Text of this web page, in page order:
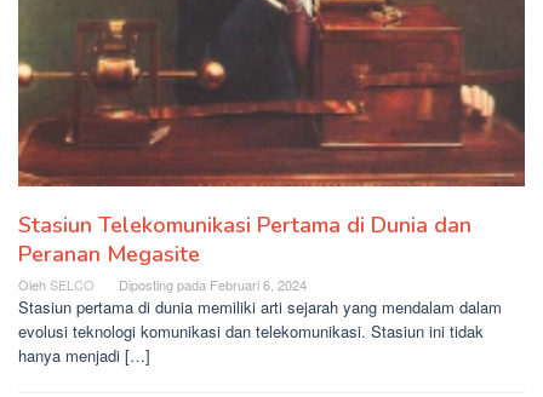
Stasiun Telekomunikasi Pertama di Dunia dan
Peranan Megasite
Oleh SELCO Diposting pada Februari 6, 2024
Stasiun pertama di dunia memiliki arti sejarah yang mendalam dalam
evolusi teknologi komunikasi dan telekomunikasi. Stasiun ini tidak
hanya menjadi […]